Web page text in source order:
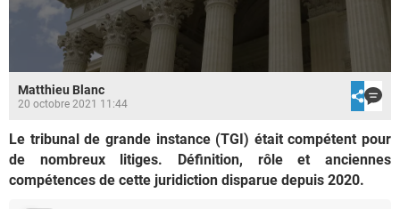
Matthieu Blanc
20 octobre 2021 11:44
Le tribunal de grande instance (TGI) était compétent pour
de nombreux litiges. Définition, rôle et anciennes
compétences de cette juridiction disparue depuis 2020.